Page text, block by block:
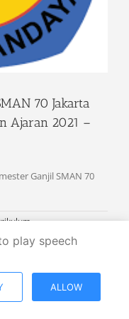
70 Jakarta
Ajaran 2021 –
Ganjil SMAN 70
play speech
ALLOW